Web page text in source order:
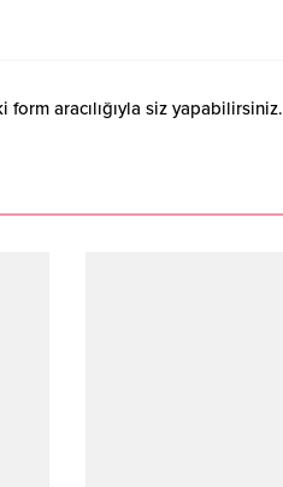
form aracılığıyla siz yapabilirsiniz.